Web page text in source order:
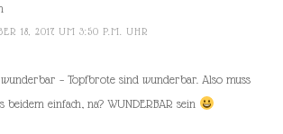
18, 2017 UM 3:50 P.M. UHR
– Topfbrote sind wunderbar. Also muss
einfach, na? WUNDERBAR sein